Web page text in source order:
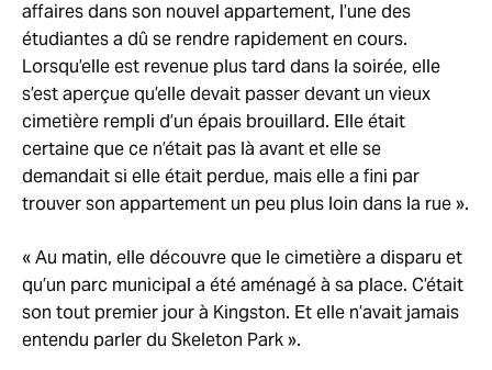
affaires dans son nouvel appartement, l’une des
étudiantes a dû se rendre rapidement en cours.
Lorsqu’elle est revenue plus tard dans la soirée, elle
s’est aperçue qu’elle devait passer devant un vieux
cimetière rempli d’un épais brouillard. Elle était
certaine que ce n’était pas là avant et elle se
demandait si elle était perdue, mais elle a fini par
trouver son appartement un peu plus loin dans la rue ».
« Au matin, elle découvre que le cimetière a disparu et
qu’un parc municipal a été aménagé à sa place. C’était
son tout premier jour à Kingston. Et elle n’avait jamais
entendu parler du Skeleton Park ».